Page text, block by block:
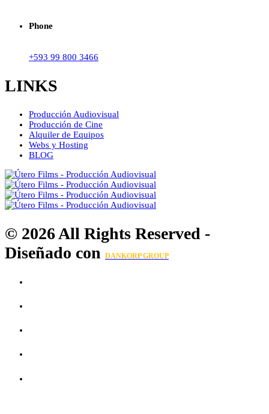
Phone
+593 99 800 3466
LINKS
Producción Audiovisual
Producción de Cine
Alquiler de Equipos
Webs y Hosting
BLOG
© 2026 All Rights Reserved -
Diseñado con DANKORP GROUP